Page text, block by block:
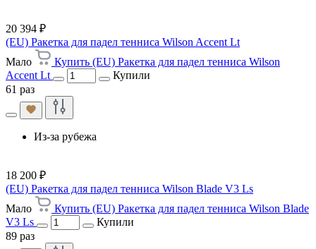
20 394 ₽
(EU) Ракетка для падел тенниса Wilson Accent Lt
Мало
Купить (EU) Ракетка для падел тенниса Wilson
Accent Lt
Купили
61 раз
Из-за рубежа
18 200 ₽
(EU) Ракетка для падел тенниса Wilson Blade V3 Ls
Мало
Купить (EU) Ракетка для падел тенниса Wilson Blade
V3 Ls
Купили
89 раз